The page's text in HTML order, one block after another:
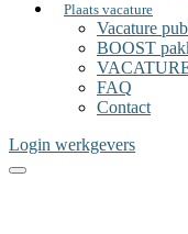
Plaats vacature
Vacature
BOOST
FAQ
Contact
Login werkgevers